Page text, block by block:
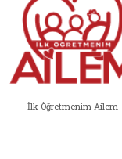
İlk Öğretmenim Ailem